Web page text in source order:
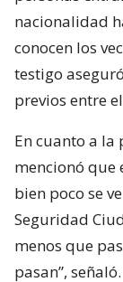
nacionalidad
conocen los
testigo
previos entre
En cuanto a la
mencionó que
bien poco se
Seguridad
menos que
pasan”, señaló.